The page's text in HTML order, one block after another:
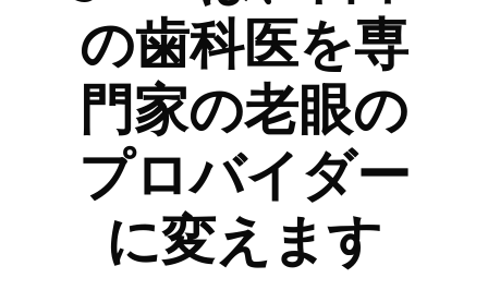
の歯科医を専
門家の老眼の
プロバイダー
に変えます